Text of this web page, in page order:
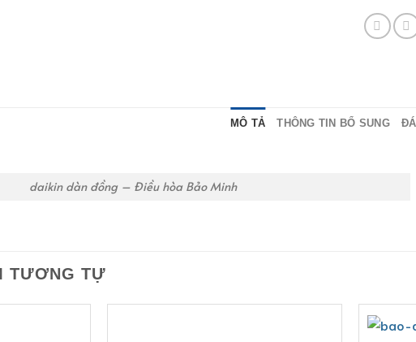
MÔ TẢ THÔNG TIN BỔ SUNG
daikin dàn đồng – Điều hòa Bảo Minh
TƯƠNG TỰ
-50%